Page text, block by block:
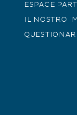
ESPACE
IL NOSTRO